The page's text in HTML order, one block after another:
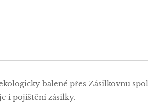
balené přes Zásilkovnu
i pojištění zásilky.